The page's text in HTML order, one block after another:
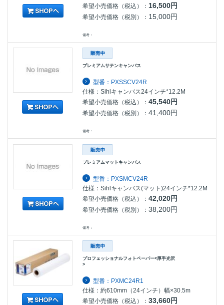
希望小売価格（税込）： 16,500円
希望小売価格（税別）： 15,000円
備考：
プレミアムサテンキャンバス
型番：PXSSCV24R
仕様：Sihlキャンバス24インチ*12.2M
希望小売価格（税込）： 45,540円
希望小売価格（税別）： 41,400円
備考：
プレミアムマットキャンバス
型番：PXSMCV24R
仕様：Sihlキャンバス(マット)24インチ*12.2M
希望小売価格（税込）：42,020円
希望小売価格（税別）：38,200円
備考：
プロフェッショナルフォトペーパー<厚手光沢
>
型番：PXMC24R1
仕様：約610mm（24インチ）幅×30.5m
希望小売価格（税込）： 33,660円